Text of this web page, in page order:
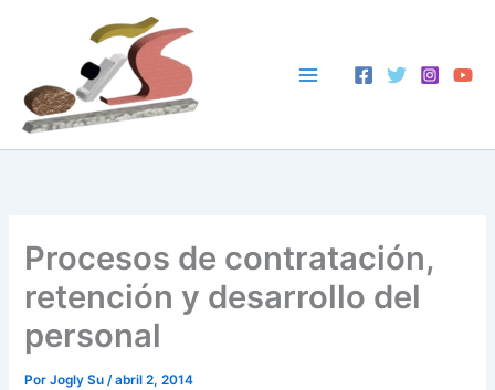
Procesos de contratación,
retención y desarrollo del
personal
PorJogly Su/abril 2, 2014